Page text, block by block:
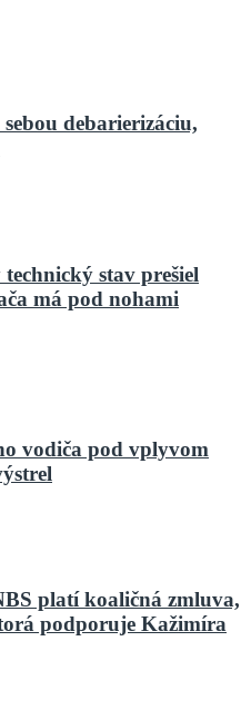
debarierizáciu,
stav prešiel
má pod nohami
vodiča pod vplyvom
platí koaličná zmluva,
podporuje Kažimíra